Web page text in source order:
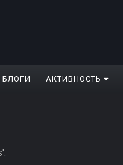
БЛОГИ АКТИВНОСТЬ